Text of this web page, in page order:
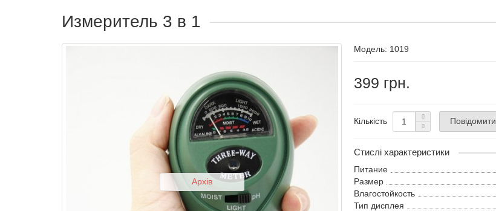
Измеритель 3 в 1
Архів
Модель: 1019
399 грн.
Кількість Повідомити
Стислі характеристики
Питание
Размер
Влагостойкость
Тип дисплея